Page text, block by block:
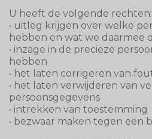
U heeft de volgende rechten:
• uitleg krijgen over welke
hebben en wat we daarmee
• inzage in de precieze
hebben
• het laten corrigeren van
• het laten verwijderen van
persoonsgegevens
• intrekken van toestemming
• bezwaar maken tegen een